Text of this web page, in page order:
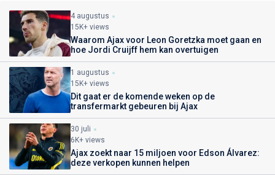
4 augustus
15K+ views
Waarom Ajax voor Leon Goretzka moet gaan en
hoe Jordi Cruijff hem kan overtuigen
1 augustus
15K+ views
Dit gaat er de komende weken op de
transfermarkt gebeuren bij Ajax
30 juli
6K+ views
Ajax zoekt naar 15 miljoen voor Edson Álvarez:
deze verkopen kunnen helpen